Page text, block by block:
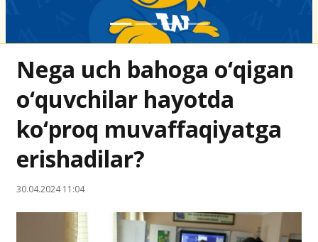
Nega uch bahoga o‘qigan
o‘quvchilar hayotda
ko‘proq muvaffaqiyatga
erishadilar?
30.04.2024 11:04